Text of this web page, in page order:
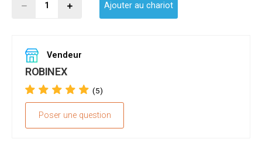
Ajouter au chariot
Vendeur
ROBINEX
(5)
Poser une question